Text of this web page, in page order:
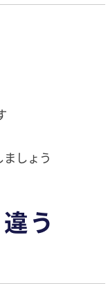
能です
ましょう
う